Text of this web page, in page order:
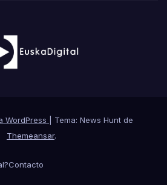
WordPress
Tema: News Hunt de
Themeansar.
Contacto